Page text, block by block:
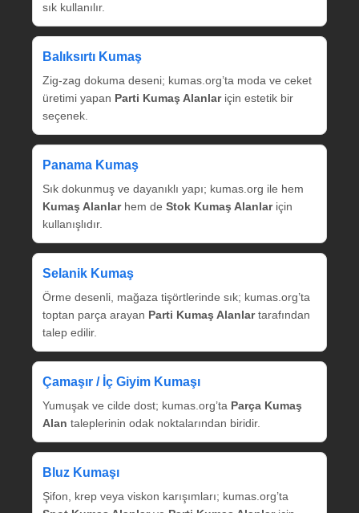
sık kullanılır.
Balıksırtı Kumaş
Zig‑zag dokuma deseni; kumas.org’ta moda ve ceket
üretimi yapan Parti Kumaş Alanlariçin estetik bir
seçenek.
Panama Kumaş
Sık dokunmuş ve dayanıklı yapı; kumas.org ile hem
Kumaş Alanlarhem de Stok Kumaş Alanlariçin
kullanışlıdır.
Selanik Kumaş
Örme desenli, mağaza tişörtlerinde sık; kumas.org’ta
toptan parça arayan Parti Kumaş Alanlartarafından
talep edilir.
Çamaşır / İç Giyim Kumaşı
Yumuşak ve cilde dost; kumas.org’ta Parça Kumaş
Alan taleplerinin odak noktalarından biridir.
Bluz Kumaşı
Şifon, krep veya viskon karışımları; kumas.org’ta